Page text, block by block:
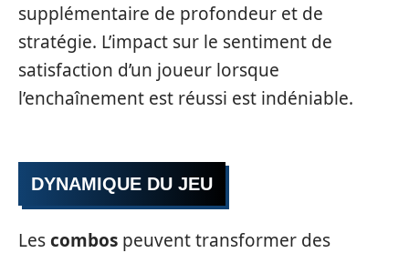
supplémentaire de profondeur et de
stratégie. L’impact sur le sentiment de
satisfaction d’un joueur lorsque
l’enchaînement est réussi est indéniable.
DYNAMIQUE DU JEU
Lescombos peuvent transformer des